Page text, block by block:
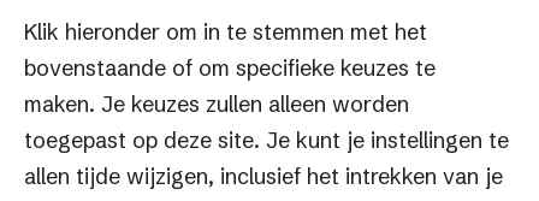
Klik hieronder om in te stemmen met het
bovenstaande of om specifieke keuzes te
maken. Je keuzes zullen alleen worden
toegepast op deze site. Je kunt je instellingen te
allen tijde wijzigen, inclusief het intrekken van je
Situatie: Klant probeert een kortingscode in te
vullen die niet geldig is voor afgeprijsde artikelen
en er zitten alleen maar afgeprijsde artikelen in het
winkelmandje.
Melding: Uw coupon is niet geldig voor producten